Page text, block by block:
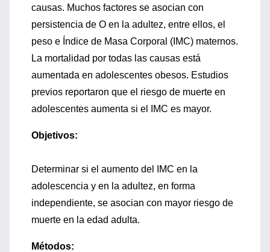
causas. Muchos factores se asocian con
persistencia de O en la adultez, entre ellos, el
peso e Índice de Masa Corporal (IMC) maternos.
La mortalidad por todas las causas está
aumentada en adolescentes obesos. Estudios
previos reportaron que el riesgo de muerte en
adolescentes aumenta si el IMC es mayor.
Objetivos:
Determinar si el aumento del IMC en la
adolescencia y en la adultez, en forma
independiente, se asocian con mayor riesgo de
muerte en la edad adulta.
Métodos: